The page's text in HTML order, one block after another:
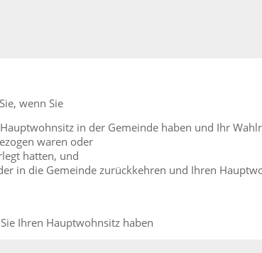
wenn Sie
in der Gemeinde haben und Ihr
waren oder
hatten, und
in die Gemeinde zurückkehren und Ihren
Ihren Hauptwohnsitz haben